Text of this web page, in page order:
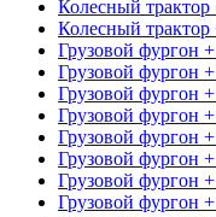
Колесный трактор
Колесный
Грузовой фургон
Грузовой фургон
Грузовой фургон
Грузовой фургон
Грузовой фургон
Грузовой фургон
Грузовой фургон
Грузовой фургон